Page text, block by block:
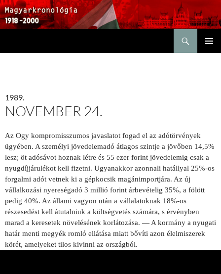
1989.
NOVEMBER 24.
Az Ogy kompromisszumos javaslatot fogad el az adótörvények
ügyében. A személyi jövedelemadó átlagos szintje a jövőben 14,5%
lesz; öt adósávot hoznak létre és 55 ezer forint jövedelemig csak a
nyug­díjjárulékot kell fizetni. Ugyanakkor azonnali hatállyal 25%-os
forgalmi adót vetnek ki a gépko­csik magánimportjára. Az új
vállalkozási nyere­ségadó 3 millió forint árbevételig 35%, a fölött
pedig 40%. Az állami vagyon után a vállala­toknak 18%-os
részesedést kell átutalniuk a költségvetés számára, s érvényben
marad a ke­resetek növelésének korlátozása. — A kormány a nyugati
határ menti megyék romló ellátása miatt bővíti azon élelmiszerek
körét, amelyeket tilos kivinni az országból.